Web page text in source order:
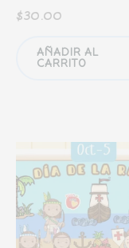
$30.00
AÑADIR AL
CARRITO